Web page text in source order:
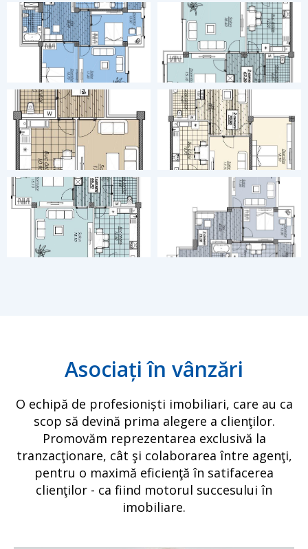
Asociați în vânzări
O echipă de profesioniști imobiliari, care au ca
scop să devină prima alegere a clienţilor.
Promovăm reprezentarea exclusivă la
tranzacţionare, cât şi colaborarea între agenţi,
pentru o maximă eficienţă în satifacerea
clienţilor - ca fiind motorul succesului în
imobiliare.